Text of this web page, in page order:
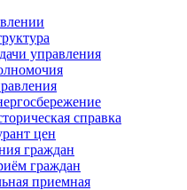
управления
справка
цен
граждан
граждан
приемная